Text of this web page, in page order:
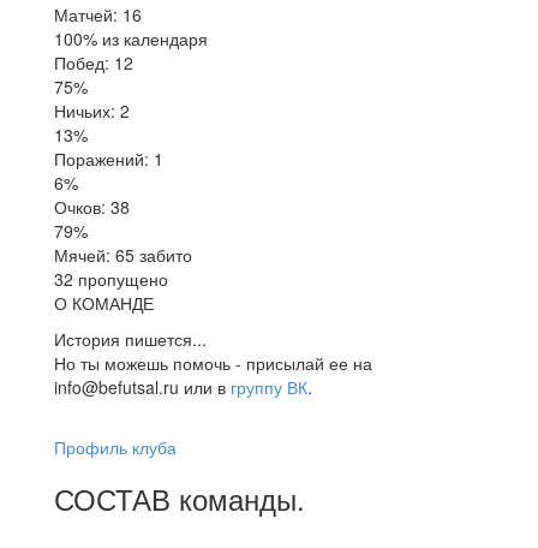
Матчей: 16
100% из календаря
Побед: 12
75%
Ничьих: 2
13%
Поражений: 1
6%
Очков: 38
79%
Мячей: 65 забито
32 пропущено
О КОМАНДЕ
История пишется...
Но ты можешь помочь - присылай ее на
info@befutsal.ru или в группу ВК.
Профиль клуба
СОСТАВ команды.